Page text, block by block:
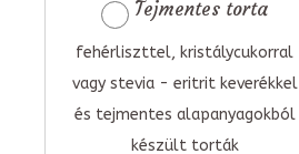
Tejmentes torta
fehérliszttel, kristálycukorral
vagy stevia - eritrit keverékkel
és tejmentes alapanyagokból
készült torták